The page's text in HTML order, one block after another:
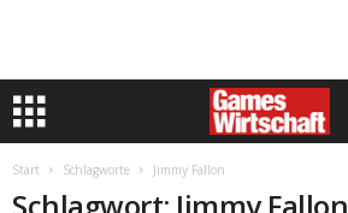
Start Schlagworte Jimmy Fallon